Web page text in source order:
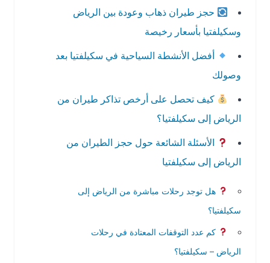
حجز طيران ذهاب وعودة بين الرياض
وسكيلفتيا بأسعار رخيصة
أفضل الأنشطة السياحية في سكيلفتيا بعد
وصولك
كيف تحصل على أرخص تذاكر طيران من
الرياض إلى سكيلفتيا؟
الأسئلة الشائعة حول حجز الطيران من
الرياض إلى سكيلفتيا
هل توجد رحلات مباشرة من الرياض إلى
سكيلفتيا؟
كم عدد التوقفات المعتادة في رحلات
الرياض – سكيلفتيا؟